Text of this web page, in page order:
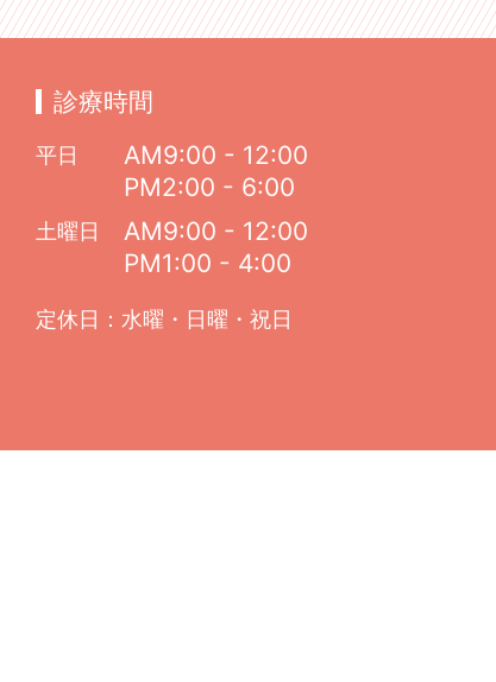
診療時間
平日
AM9:00 - 12:00
PM2:00 - 6:00
土曜日
AM9:00 - 12:00
PM1:00 - 4:00
定休日：水曜・日曜・祝日